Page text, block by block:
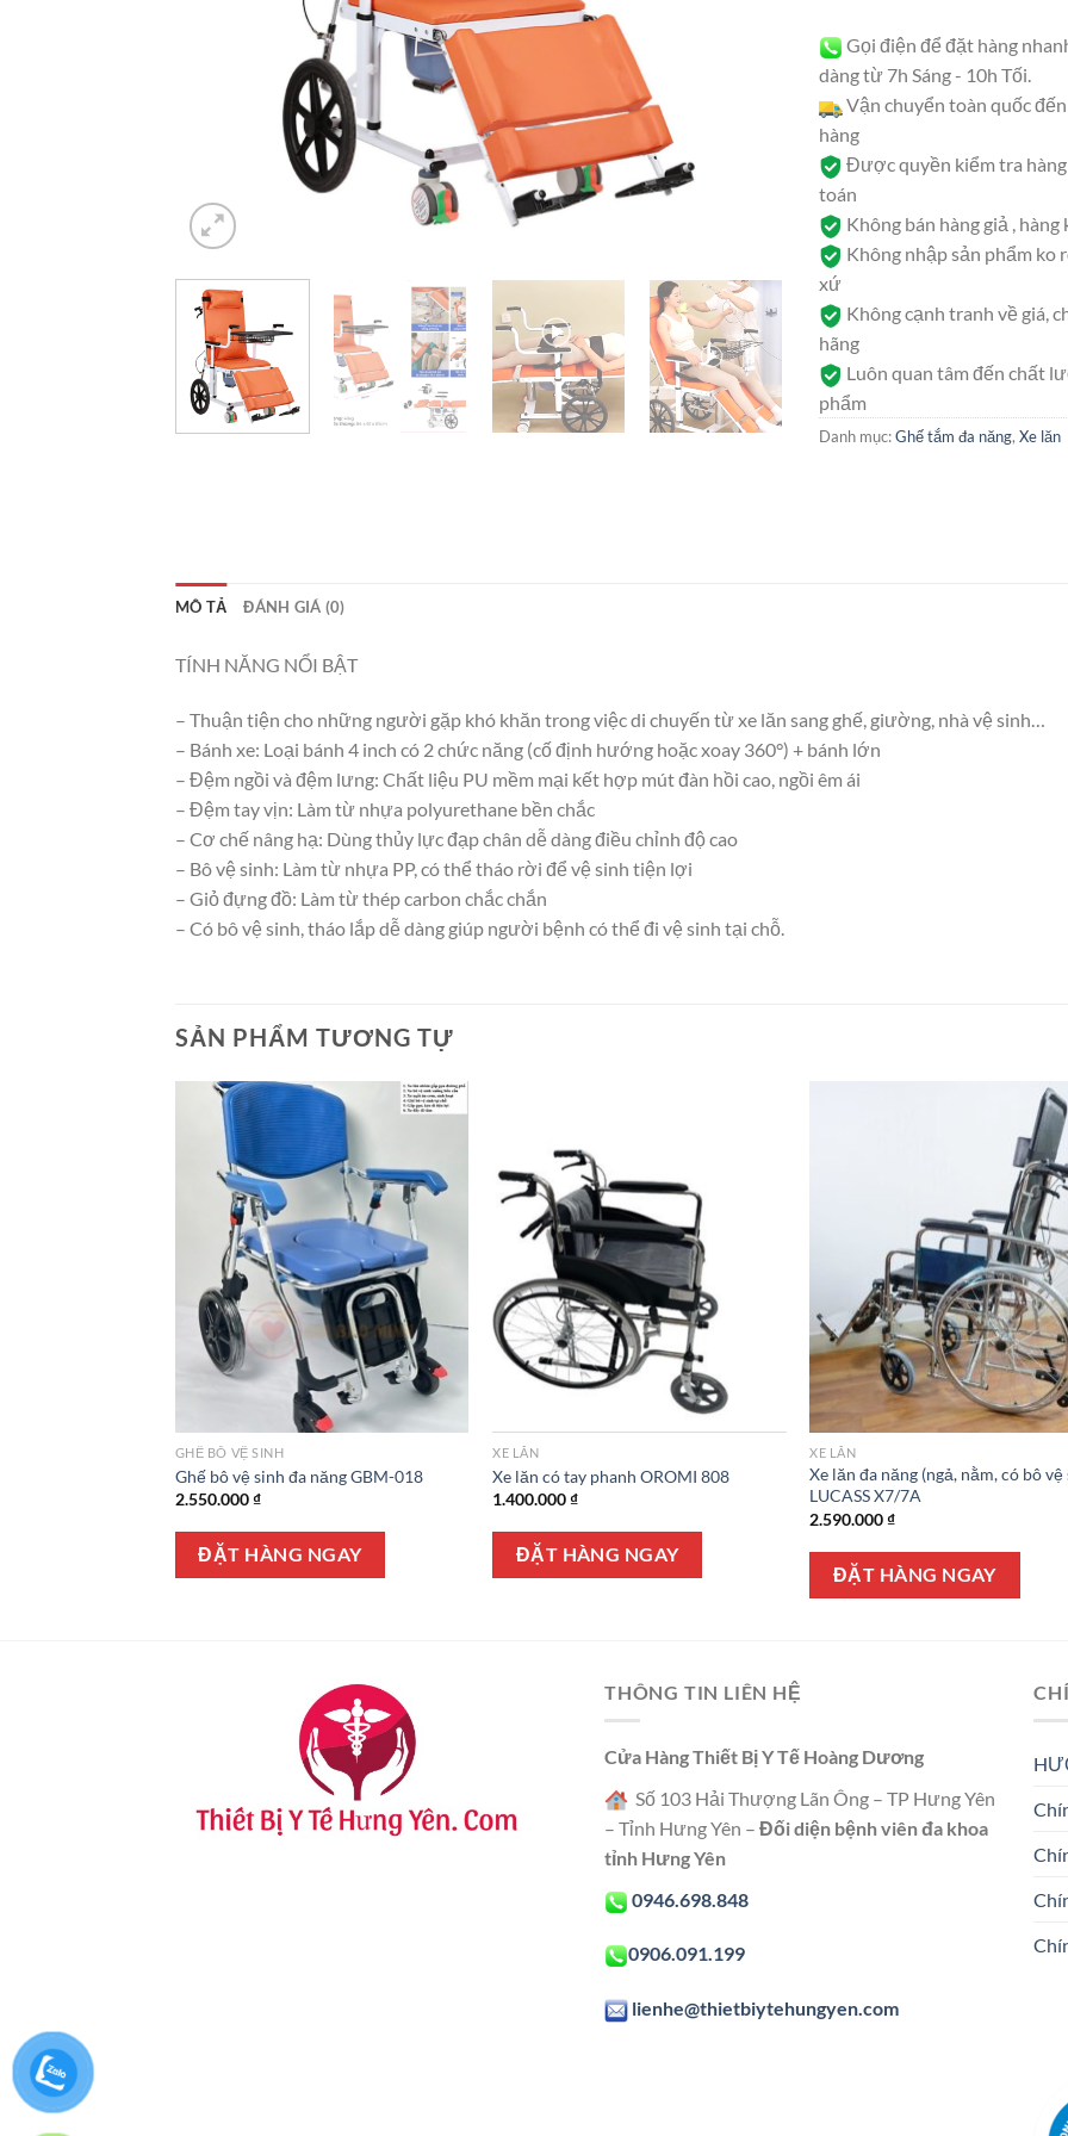
Gọi điện để đặt hàng
dàng từ 7h Sáng - 10h Tối.
Vận chuyển toàn quốc
hàng
Được quyền kiểm tra
toán
Không bán hàng giả ,
Không nhập sản phẩm ko
xứ
Không cạnh tranh về giá,
hãng
Luôn quan tâm đến chất
phẩm
Danh mục:Ghế tắm đa năng, Xe lăn
MÔ TẢ ĐÁNH GIÁ (0)
TÍNH NĂNG NỔI BẬT
– Thuận tiện cho những người gặp khó khăn trong việc di chuyến từ xe lăn sang ghế, giường, nhà vệ sinh…
– Bánh xe: Loại bánh 4 inch có 2 chức năng (cố định hướng hoặc xoay 360°) + bánh lớn
– Đệm ngồi và đệm lưng: Chất liệu PU mềm mại kết hợp mút đàn hồi cao, ngồi êm ái
– Đệm tay vịn: Làm từ nhựa polyurethane bền chắc
– Cơ chế nâng hạ: Dùng thủy lực đạp chân dễ dàng điều chỉnh độ cao
– Bô vệ sinh: Làm từ nhựa PP, có thể tháo rời để vệ sinh tiện lợi
– Giỏ đựng đồ: Làm từ thép carbon chắc chắn
– Có bô vệ sinh, tháo lắp dễ dàng giúp người bệnh có thể đi vệ sinh tại chỗ.
SẢN PHẨM TƯƠNG TỰ
GHẾ BÔ VỆ SINH
Ghế bô vệ sinh đa năng GBM-018
2.550.000₫
ĐẶT HÀNG NGAY
XE LĂN
Xe lăn có tay phanh OROMI 808
1.400.000₫
ĐẶT HÀNG NGAY
XE LĂN
Xe lăn đa năng (ngả, nằm, có bô vệ
LUCASS X7/7A
2.590.000₫
ĐẶT HÀNG NGAY
THÔNG TIN LIÊN HỆ
Cửa Hàng Thiết Bị Y Tế Hoàng Dương
Số 103 Hải Thượng Lãn Ông – TP Hưng Yên
– Tỉnh Hưng Yên – Đối diện bệnh viên đa khoa
tỉnh Hưng Yên
0946.698.848
0906.091.199
lienhe@thietbiytehungyen.com